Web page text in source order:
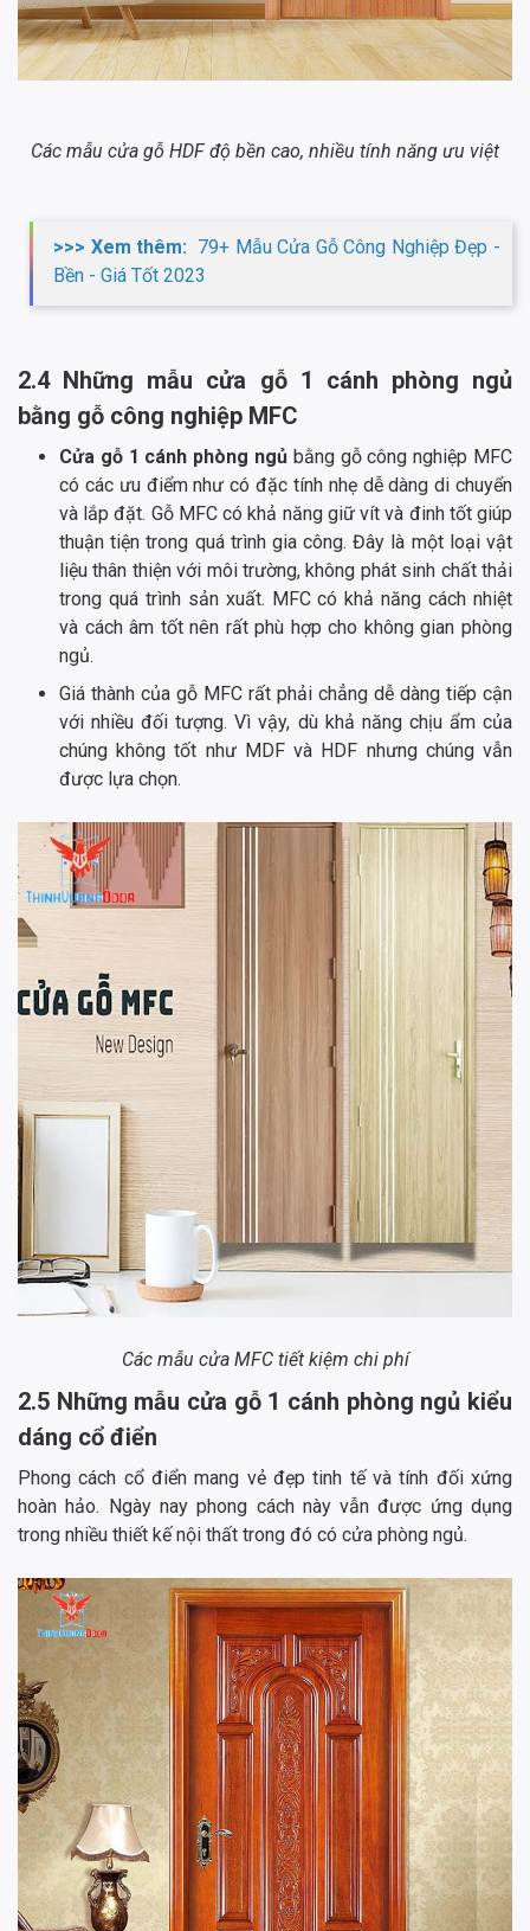
Các mẫu cửa gỗ HDF độ bền cao, nhiều tính năng ưu việt
>>> Xem thêm: 79+ Mẫu Cửa Gỗ Công Nghiệp Đẹp -
Bền - Giá Tốt 2023
2.4 Những mẫu cửa gỗ 1 cánh phòng ngủ
bằng gỗ công nghiệp MFC
Cửa gỗ 1 cánh phòng ngủ bằng gỗ công nghiệp MFC
có các ưu điểm như có đặc tính nhẹ dễ dàng di chuyển
và lắp đặt. Gỗ MFC có khả năng giữ vít và đinh tốt giúp
thuận tiện trong quá trình gia công. Đây là một loại vật
liệu thân thiện với môi trường, không phát sinh chất thải
trong quá trình sản xuất. MFC có khả năng cách nhiệt
và cách âm tốt nên rất phù hợp cho không gian phòng
ngủ.
Giá thành của gỗ MFC rất phải chẳng dễ dàng tiếp cận
với nhiều đối tượng. Vì vậy, dù khả năng chịu ẩm của
chúng không tốt như MDF và HDF nhưng chúng vẫn
được lựa chọn.
Các mẫu cửa MFC tiết kiệm chi phí
2.5 Những mẫu cửa gỗ 1 cánh phòng ngủ kiểu
dáng cổ điển
Phong cách cổ điển mang vẻ đẹp tinh tế và tính đối xứng
hoàn hảo. Ngày nay phong cách này vẫn được ứng dụng
trong nhiều thiết kế nội thất trong đó có cửa phòng ngủ.